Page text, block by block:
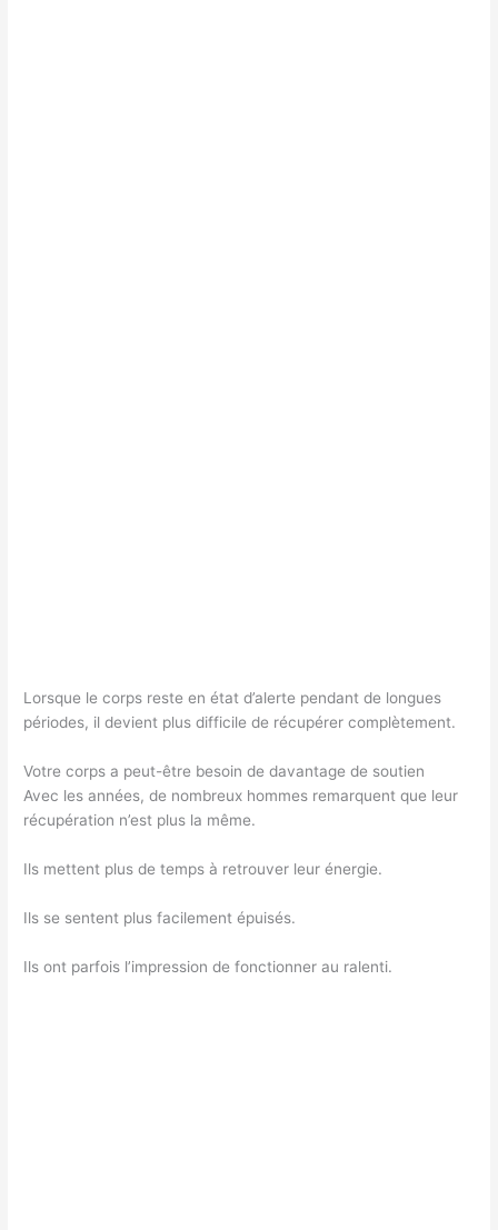
Lorsque le corps reste en état d’alerte pendant de longues
périodes, il devient plus difficile de récupérer complètement.
Votre corps a peut-être besoin de davantage de soutien
Avec les années, de nombreux hommes remarquent que leur
récupération n’est plus la même.
Ils mettent plus de temps à retrouver leur énergie.
Ils se sentent plus facilement épuisés.
Ils ont parfois l’impression de fonctionner au ralenti.